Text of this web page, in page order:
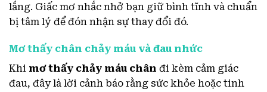
lắng. Giấc mơ nhắc nhở bạn giữ bình tĩnh và chuẩn
bị tâm lý để đón nhận sự thay đổi đó.
Mơ thấy chân chảy máu và đau nhức
Khi mơ thấy chảy máu chân đi kèm cảm giác
đau, đây là lời cảnh báo rằng sức khỏe hoặc tinh